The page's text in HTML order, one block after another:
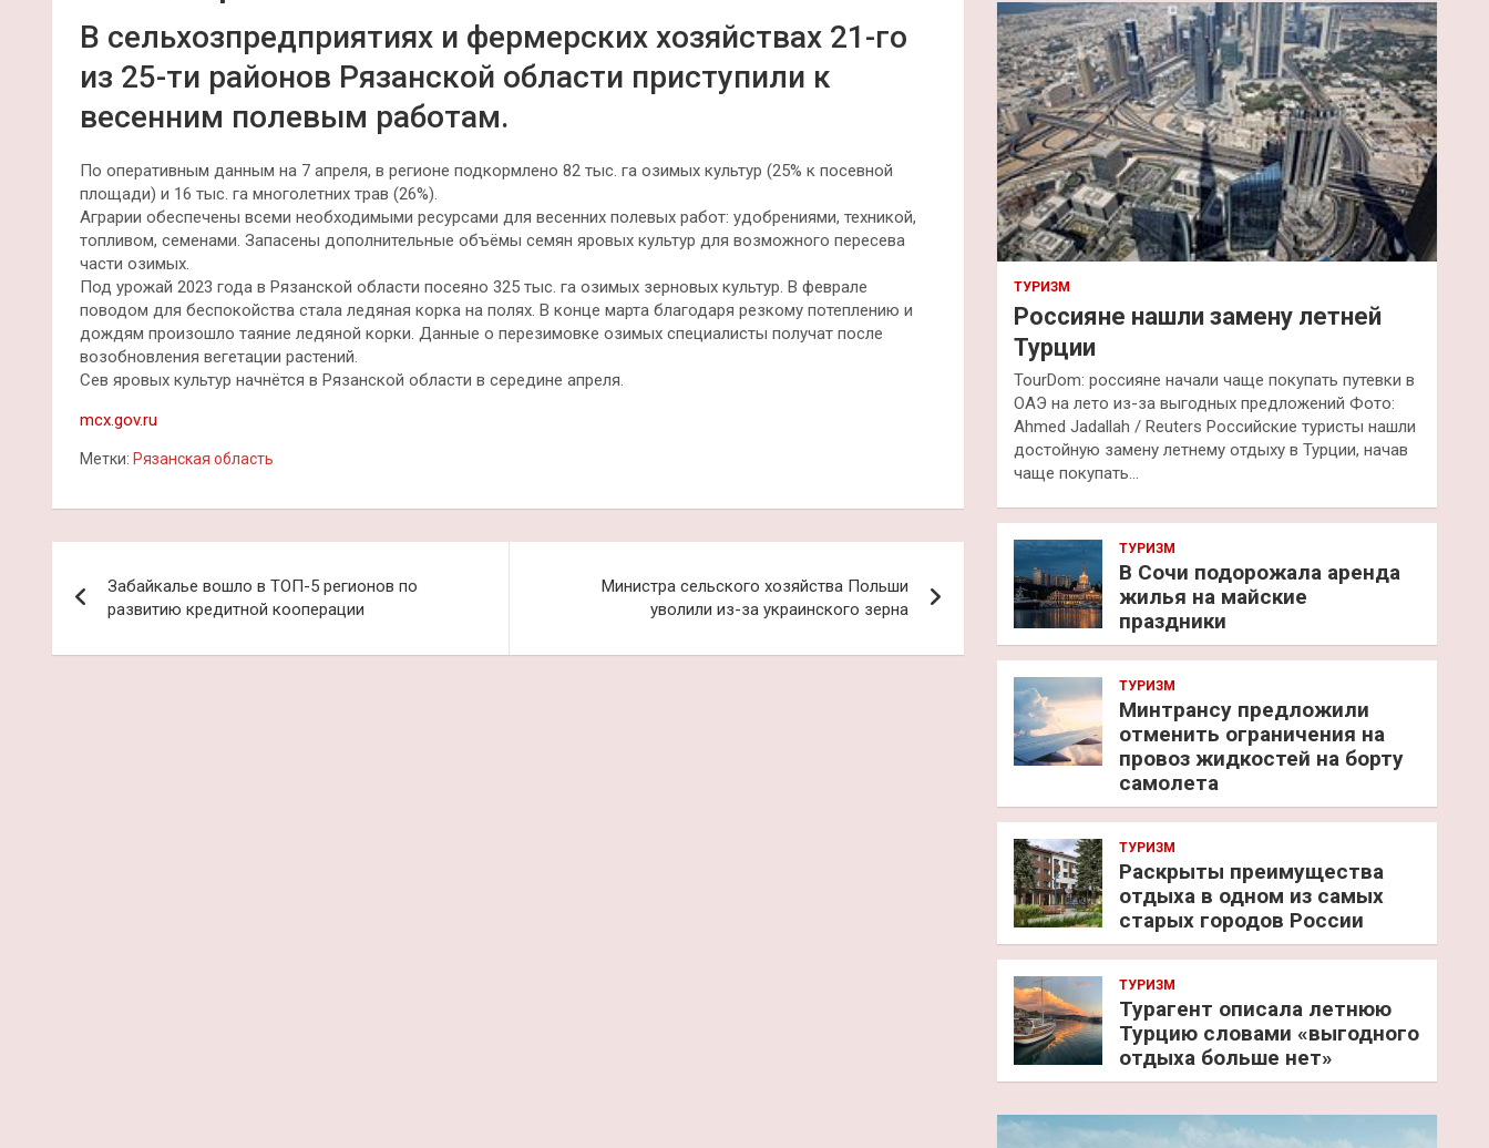
В сельхозпредприятиях и фермерских хозяйствах 21-го
из 25-ти районов Рязанской области приступили к
весенним полевым работам.
По оперативным данным на 7 апреля, в регионе подкормлено 82 тыс. га озимых культур (25% к посевной
площади) и 16 тыс. га многолетних трав (26%).
Аграрии обеспечены всеми необходимыми ресурсами для весенних полевых работ: удобрениями, техникой,
топливом, семенами. Запасены дополнительные объёмы семян яровых культур для возможного пересева
части озимых.
Под урожай 2023 года в Рязанской области посеяно 325 тыс. га озимых зерновых культур. В феврале
поводом для беспокойства стала ледяная корка на полях. В конце марта благодаря резкому потеплению и
дождям произошло таяние ледяной корки. Данные о перезимовке озимых специалисты получат после
возобновления вегетации растений.
Сев яровых культур начнётся в Рязанской области в середине апреля.
mcx.gov.ru
Метки: Рязанская область
по
записям
Забайкалье вошло в ТОП-5 регионов по
развитию кредитной кооперации
Министра сельского хозяйства Польши
уволили из-за украинского зерна
к
ТУРИЗМ
Россияне нашли замену летней
Турции
TourDom: россияне начали чаще покупать путевки в
ОАЭ на лето из-за выгодных предложений Фото:
Ahmed Jadallah / Reuters Российские туристы нашли
достойную замену летнему отдыху в Турции, начав
чаще покупать…
ТУРИЗМ
В Сочи подорожала аренда
жилья на майские
праздники
ТУРИЗМ
Минтрансу предложили
отменить ограничения на
провоз жидкостей на борту
самолета
ТУРИЗМ
Раскрыты преимущества
отдыха в одном из самых
старых городов России
ТУРИЗМ
Турагент описала летнюю
Турцию словами «выгодного
отдыха больше нет»